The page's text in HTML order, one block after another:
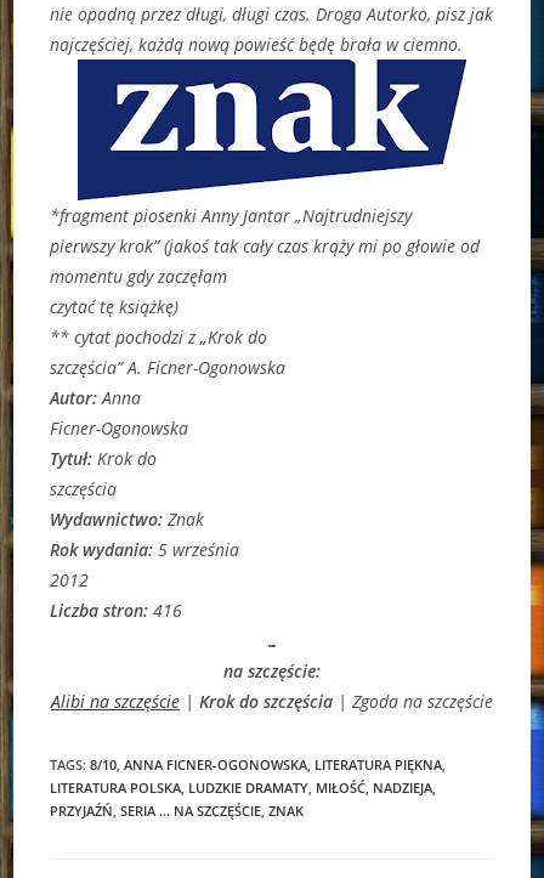
nie opadną przez długi, długi czas. Droga Autorko, pisz jak
najczęściej, każdą nową powieść będę brała w ciemno.
*fragment piosenki Anny Jantar „Najtrudniejszy
pierwszy krok” (jakoś tak cały czas krąży mi po głowie od
momentu gdy zaczęłam
czytać tę książkę)
** cytat pochodzi z „Krok do
szczęścia” A. Ficner-Ogonowska
Autor:Anna
Ficner-Ogonowska
Tytuł: Krok do
szczęścia
Wydawnictwo:Znak
Rok wydania:5 września
2012
Liczba stron:416
…
na szczęście:
Alibi na szczęście | Krok do szczęścia | Zgoda na szczęście
TAGS:8/10 ANNA FICNER-OGONOWSKA LITERATURA PIĘKNA
LITERATURA POLSKA LUDZKIE DRAMATY MIŁOŚĆ NADZIEJA
PRZYJAŹŃ SERIA … NA SZCZĘŚCIE ZNAK